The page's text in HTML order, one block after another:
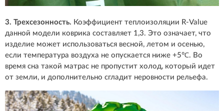
3. Трехсезонность. Коэффициент теплоизоляции R-Value
данной модели коврика составляет 1,3. Это означает, что
изделие может использоваться весной, летом и осенью,
если температура воздуха не опускается ниже +5℃. Во
время сна такой матрас не пропустит холод, который идет
от земли, и дополнительно сгладит неровности рельефа.